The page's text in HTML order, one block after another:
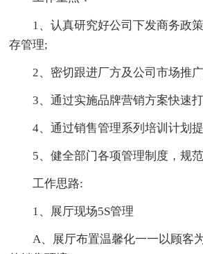
1、认真研究好公司下发商务政
存管理;
2、密切跟进厂方及公司市场推
3、通过实施品牌营销方案快速
4、通过销售管理系列培训计划
5、健全部门各项管理制度，规
工作思路:
1、展厅现场5S管理
A、展厅布置温馨化一一以顾客